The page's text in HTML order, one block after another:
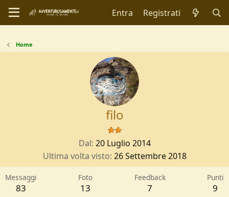
Entra Registrati
Home
filo
Dal 20 Luglio 2014
Ultima volta visto 26 Settembre 2018
Messaggi
83
Foto
13
Feedback
7
Punti
9